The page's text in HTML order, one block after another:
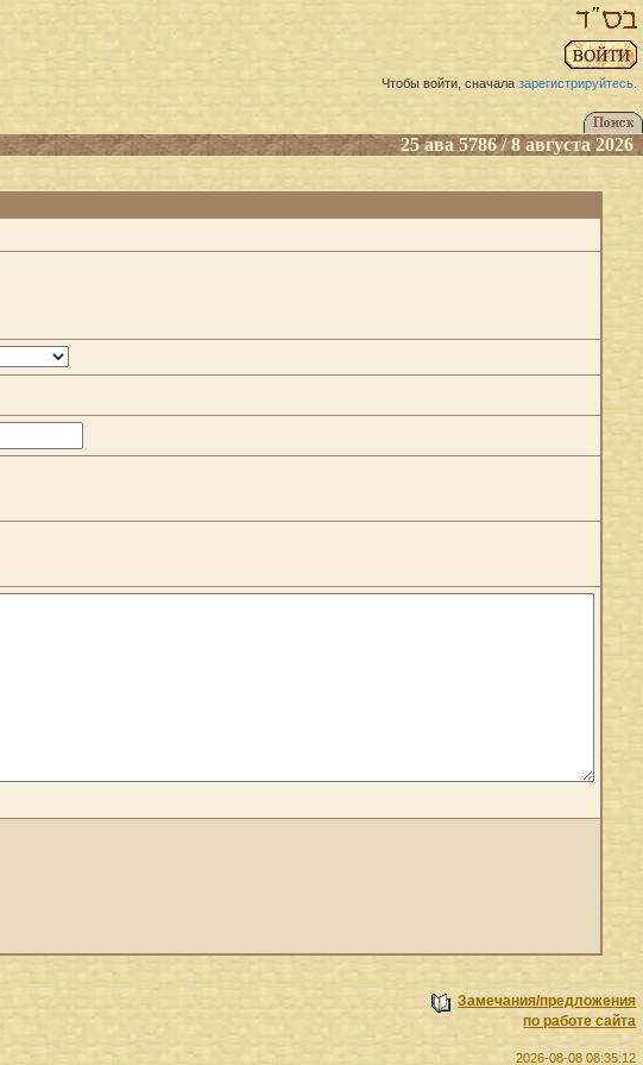
Чтобы войти, сначала зарегистрируйтесь.
25 ава 5786 / 8 августа 2026
Замечания/предложения
по работе сайта
2026-08-08 08:35:12